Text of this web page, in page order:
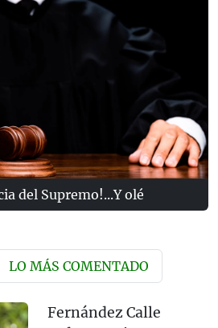
del Supremo!...Y olé
LO MÁS COMENTADO
Fernández Calle